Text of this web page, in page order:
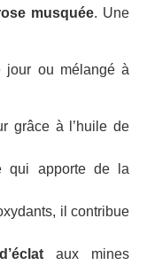
musquée. Une
jour ou mélangé à
grâce à l’huile de
qui apporte de la
il contribue
aux mines